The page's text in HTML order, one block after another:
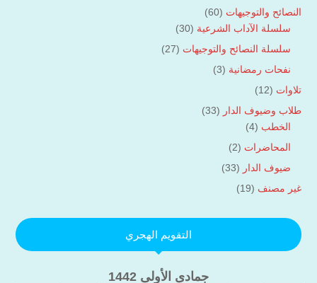
النصائح والتوجيهات (60)
سلسلة الآداب الشرعية (30)
سلسلة النصائح والتوجيهات (27)
نفحات رمضانية (3)
تلاوات (12)
طلاب وضيوف الدار (33)
الخطب (4)
المحاضرات (2)
ضيوف الدار (33)
غير مصنف (19)
التقويم الهجري
جمادى الأولى 1442